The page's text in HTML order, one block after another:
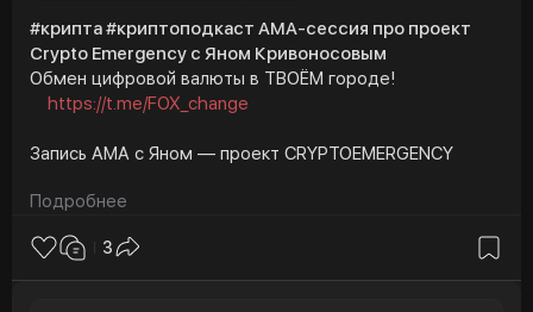
#крипта #криптоподкаст АМА-сессия про проект
Crypto Emergency с Яном Кривоносовым
Обмен цифровой валюты в ТВОЁМ городе!
https://t.me/FOX_change
Запись АМА с Яном — проект CRYPTOEMERGENCY
На АМА обсудили?
- Как стартовать свой бизнес в веб3
- Какие нюансы и подводные камни
Подробнее
3